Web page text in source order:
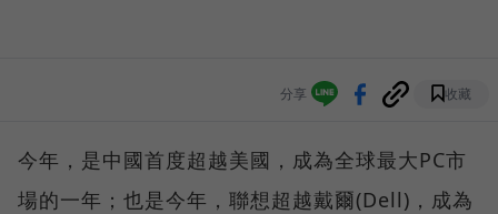
分享 收藏
今年，是中國首度超越美國，成為全球最大PC市
場的一年；也是今年，聯想超越戴爾(Dell)，成為